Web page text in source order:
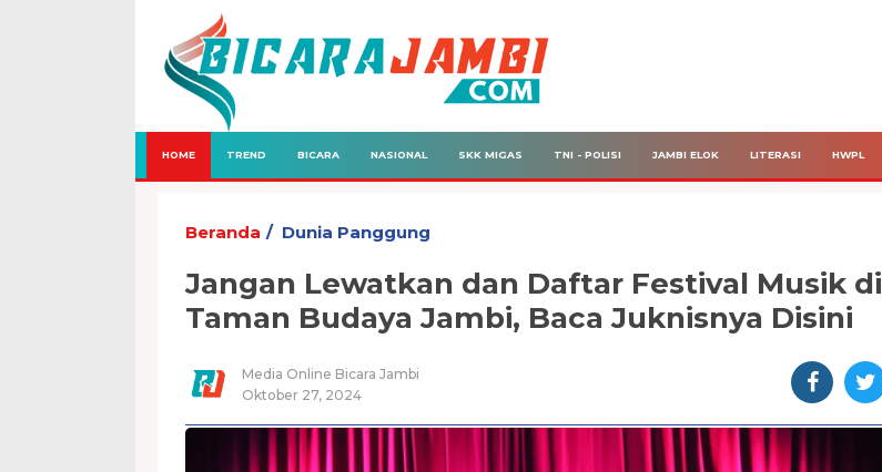
HOME TREND BICARA NASIONAL SKK MIGAS TNI - POLISI JAMBI ELOK LITERASI HWPL
Beranda Dunia Panggung
Jangan Lewatkan dan Daftar Festival Musik di
Taman Budaya Jambi, Baca Juknisnya Disini
Media Online Bicara Jambi
Oktober 27, 2024